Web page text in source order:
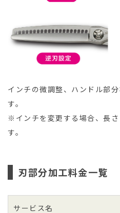
インチの微調整、ハンドル部
す。
※インチを変更する場合、長
す。
刃部分加工料金一覧
サービス名